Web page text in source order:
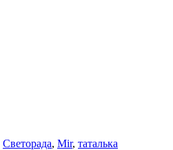
Светорада, Mir, таталька